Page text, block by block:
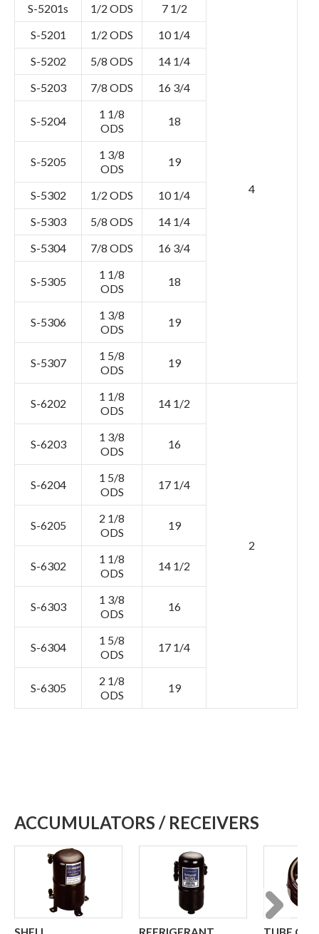
S-5201s 1/2 ODS 7 1/2
4
S-5201 1/2 ODS
10 1/4
S-5202
5/8 ODS
14 1/4
S-5203
7/8 ODS 16 3/4
S-5204
1 1/8
ODS
18
S-5205
1 3/8
ODS
19
S-5302 1/2 ODS
10 1/4
S-5303
5/8 ODS
14 1/4
S-5304
7/8 ODS 16 3/4
S-5305
1 1/8
ODS
18
S-5306
1 3/8
ODS
19
S-5307
1 5/8
ODS
19
S-6202
1 1/8
ODS
14 1/2
2
S-6203
1 3/8
ODS
16
S-6204
1 5/8
ODS
17 1/4
S-6205
2 1/8
ODS
19
S-6302
1 1/8
ODS
14 1/2
S-6303
1 3/8
ODS
16
S-6304
1 5/8
ODS
17 1/4
S-6305
2 1/8
ODS
19
ACCUMULATORS / RECEIVERS